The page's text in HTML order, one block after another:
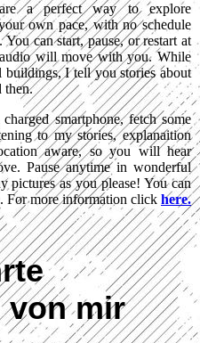
a perfect way to explore
own pace, with no schedule
You can start, pause, or restart at
will move with you. While
I tell you stories about
then.
smartphone, fetch some
to my stories, explanaition
aware, so you will hear
Pause anytime in wonderful
pictures as you please! You can
For more information click here.
von mir